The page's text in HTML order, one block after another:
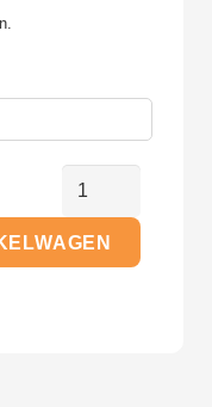
Inbetween
-
Vouwgordijn